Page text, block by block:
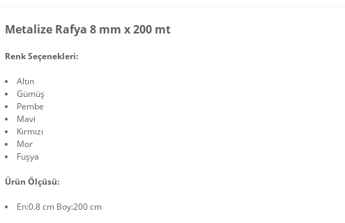
Metalize Rafya 8 mm x 200 mt
Renk Seçenekleri:
Altın
Gümüş
Pembe
Mavi
Kırmızı
Mor
Fuşya
Ürün Ölçüsü:
En:0.8 cm Boy:200 cm